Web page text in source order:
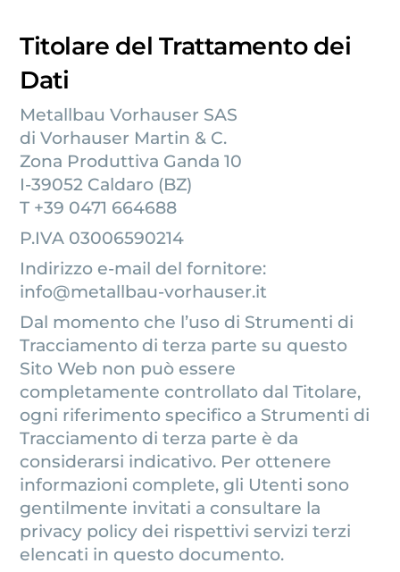
Titolare del Trattamento dei
Dati
Metallbau Vorhauser SAS
di Vorhauser Martin & C.
Zona Produttiva Ganda 10
I-39052 Caldaro (BZ)
T +39 0471 664688
P.IVA 03006590214
Indirizzo e-mail del fornitore:
info@metallbau-vorhauser.it
Dal momento che l’uso di Strumenti di
Tracciamento di terza parte su questo
Sito Web non può essere
completamente controllato dal Titolare,
ogni riferimento specifico a Strumenti di
Tracciamento di terza parte è da
considerarsi indicativo. Per ottenere
informazioni complete, gli Utenti sono
gentilmente invitati a consultare la
privacy policy dei rispettivi servizi terzi
elencati in questo documento.